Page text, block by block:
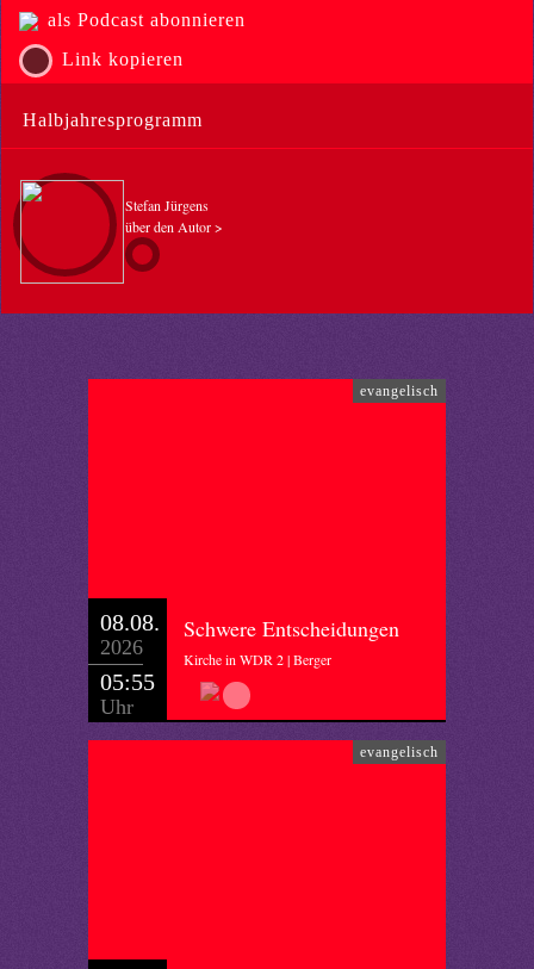
als Podcast abonnieren
Link kopieren
Halbjahresprogramm
Stefan Jürgens
über den Autor >
evangelisch
08.08.
2026
05:55
Uhr
Schwere Entscheidungen
Kirche in WDR 2 | Berger
evangelisch